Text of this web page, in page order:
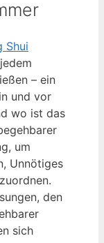
Shui
– ein
und vor
wo ist das
um
Unnötiges
den
sich